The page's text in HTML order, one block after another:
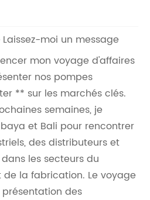
Laissez-moi un message
mon voyage d'affaires
nos pompes
** sur les marchés clés.
semaines, je
et Bali pour rencontrer
des distributeurs et
les secteurs du
la fabrication. Le voyage
des